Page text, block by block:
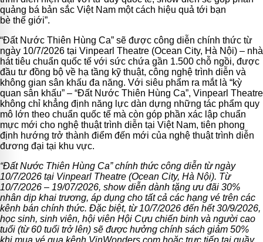
quảng bá bản sắc Việt Nam một cách hiệu quả tới bạn
bè thế giới”.
“Đất Nước Thiên Hùng Ca” sẽ được công diễn chính thức từ
ngày 10/7/2026 tại Vinpearl Theatre (Ocean City, Hà Nội) – nhà
hát tiêu chuẩn quốc tế với sức chứa gần 1.500 chỗ ngồi, được
đầu tư đồng bộ về hạ tầng kỹ thuật, công nghệ trình diễn và
không gian sân khấu đa năng. Với siêu phẩm ra mắt là “kỳ
quan sân khấu” – “Đất Nước Thiên Hùng Ca”, Vinpearl Theatre
không chỉ khẳng định năng lực dàn dựng những tác phẩm quy
mô lớn theo chuẩn quốc tế mà còn góp phần xác lập chuẩn
mực mới cho nghệ thuật trình diễn tại Việt Nam, tiên phong
định hướng trở thành điểm đến mới của nghệ thuật trình diễn
đương đại tại khu vực.
“Đất Nước Thiên Hùng Ca” chính thức công diễn từ ngày
10/7/2026 tại Vinpearl Theatre (Ocean City, Hà Nội). Từ
10/7/2026 – 19/07/2026, show diễn dành tặng ưu đãi 30%
nhân dịp khai trương, áp dụng cho tất cả các hạng vé trên các
kênh bán chính thức. Đặc biệt, từ 10/7/2026 đến hết 30/9/2026,
học sinh, sinh viên, hội viên Hội Cựu chiến binh và người cao
tuổi (từ 60 tuổi trở lên) sẽ được hưởng chính sách giảm 50%
khi mua vé qua kênh VinWonders.com hoặc trực tiếp tại quầy